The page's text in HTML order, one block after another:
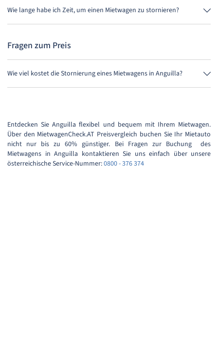
Entdecken Sie Anguilla flexibel und bequem mit Ihrem Mietwagen.
Über den MietwagenCheck.AT Preisvergleich buchen Sie Ihr Mietauto
nicht nur bis zu 60% günstiger. Bei Fragen zur Buchung des
Mietwagens in Anguilla kontaktieren Sie uns einfach über unsere
österreichische Service-Nummer:0800 - 376 374
Selbstbeteiligung. So musst Du vor Ort keine weitere Versicherung
abschließen.
Wie lange habe ich Zeit, um einen Mietwagen zu stornieren?
Du hast bis zu 24 Stunden vor Anmietung innerhalb der
Fragen zum Preis
Wie viel kostet die Stornierung eines Mietwagens in Anguilla?
Bis 24 Stunden vor Anmietung kostet die Stornierung während der